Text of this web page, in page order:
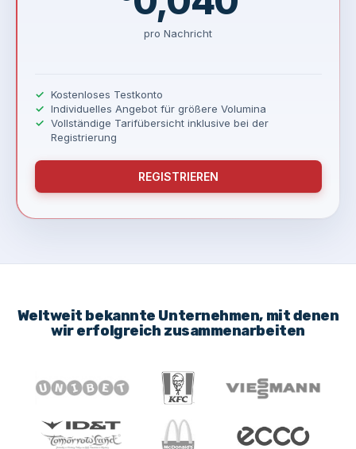
Weltweit bekannte Unternehmen, mit denen
wir erfolgreich zusammenarbeiten
pro Nachricht
Kostenloses Testkonto
Individuelles Angebot für größere Volumina
Vollständige Tarifübersicht inklusive bei der
Registrierung
REGISTRIEREN